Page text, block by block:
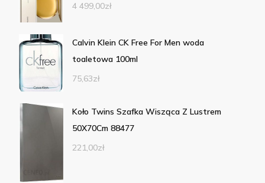
4 499,00zł
Calvin Klein CK Free For Men woda
toaletowa 100ml
75,63zł
Koło Twins Szafka Wisząca Z Lustrem
50X70Cm 88477
221,00zł